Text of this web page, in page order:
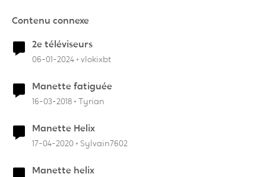
Contenu connexe
2e téléviseurs
06-01-2024 vlokixbt
Manette fatiguée
16-03-2018 Tyrian
Manette Helix
17-04-2020 Sylvain7602
Manette helix